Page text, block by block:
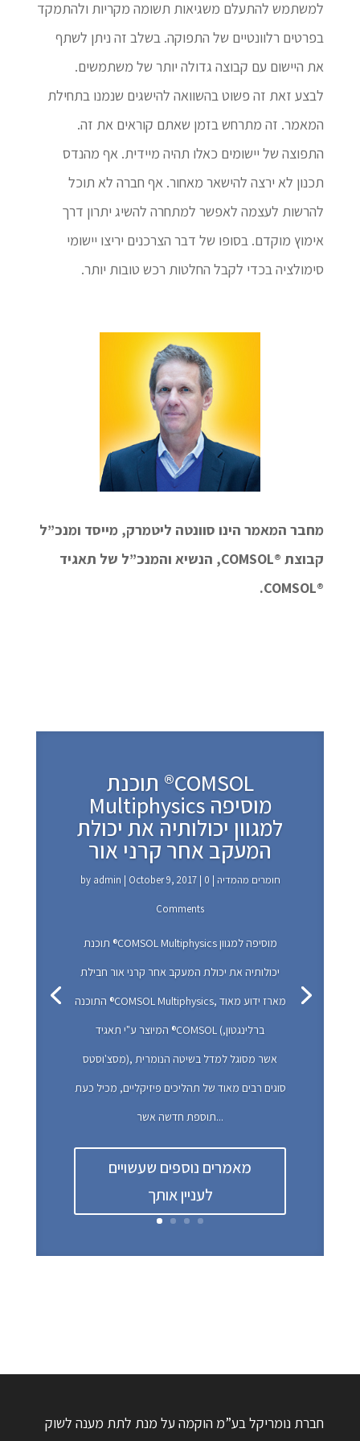
למשתמש להתעלם משגיאות תשומה מקריות ולהתמקד
בפרטים רלוונטיים של התפוקה. בשלב זה ניתן לשתף
את היישום עם קבוצה גדולה יותר של משתמשים.
לבצע זאת זה פשוט בהשוואה להישגים שנמנו בתחילת
המאמר. זה מתרחש בזמן שאתם קוראים את זה.
התפוצה של יישומים כאלו תהיה מיידית. אף מהנדס
תכנון לא ירצה להישאר מאחור. אף חברה לא תוכל
להרשות לעצמה לאפשר למתחרה להשיג יתרון דרך
אימוץ מוקדם. בסופו של דבר הצרכנים יריצו יישומי
סימולציה בכדי לקבל החלטות רכש טובות יותר.
מחבר המאמר הינו סוונטה ליטמרק, מייסד ומנכ”ל
קבוצת ®COMSOL, הנשיא והמנכ”ל של תאגיד
®COMSOL.
תוכנת ®COMSOL
Multiphysics מוסיפה
למגוון יכולותיה את יכולת
המעקב אחר קרני אור
by admin | October 9, 2017| חומרים מהמדיה | 0
Comments
תוכנת ®COMSOL Multiphysics מוסיפה למגוון
יכולותיה את יכולת המעקב אחר קרני אור חבילת
התוכנה ®COMSOL Multiphysics, מארז ידוע מאוד
המיוצר ע"י תאגיד ®COMSOL (ברלינגטון,
מסצ'וסטס), אשר מסוגל למדל בשיטה הנומרית
סוגים רבים מאוד של תהליכים פיזיקליים, מכיל כעת
תוספת חדשה אשר...
מאמרים נוספים שעשויים
לעניין אותך
חברת נומריקל בע”מ הוקמה על מנת לתת מענה לשוק